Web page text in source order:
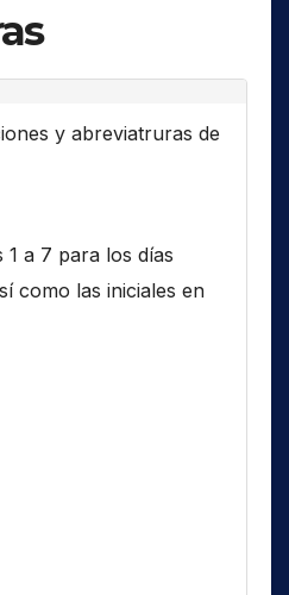
y abreviatruras de
a 7 para los días
como las iniciales en